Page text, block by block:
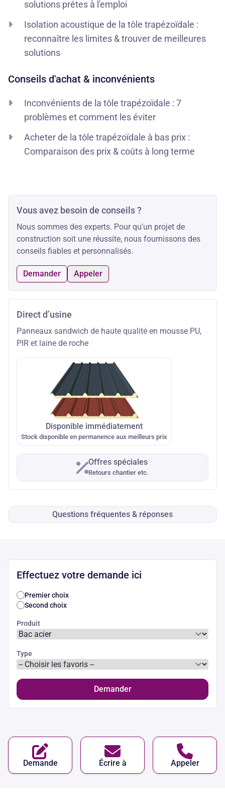
solutions prêtes à l'emploi
Isolation acoustique de la tôle trapézoïdale :
reconnaître les limites & trouver de meilleures
solutions
Conseils d'achat & inconvénients
Inconvénients de la tôle trapézoïdale : 7
problèmes et comment les éviter
Acheter de la tôle trapézoïdale à bas prix :
Comparaison des prix & coûts à long terme
Vous avez besoin de conseils ?
Nous sommes des experts. Pour qu'un projet de
construction soit une réussite, nous fournissons des
conseils fiables et personnalisés.
Demander Appeler
Questions fréquentes & réponses
Direct d’usine
Panneaux sandwich de haute qualité en mousse PU,
PIR et laine de roche
Disponible immédiatement
Stock disponible en permanence aux meilleurs prix
Offres spéciales
Retours chantier etc.
Effectuez votre demande ici
Premier choix
Second choix
Produit
Type
Demander
Demande Écrire à Appeler